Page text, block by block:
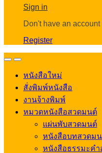
Sign in
Don't have an account
Register
OpenClose
หนังสือใหม่
สั่งพิมพ์หนังสือ
งานจ้างพิมพ์
หมวดหนังสือสวดมนต์
แผ่นพับสวดมนต์
หนังสือบทสวดม
หนังสือธรรมะค